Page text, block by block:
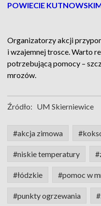
POWIECIE
Organizatorzy akcji
i wzajemnej trosce. Warto
potrzebującą pomocy –
mrozów.
Źródło: UM Skierniewice
#akcja zimowa
#niskie temperatury
#łódzkie #pomoc w
#punkty ogrzewania